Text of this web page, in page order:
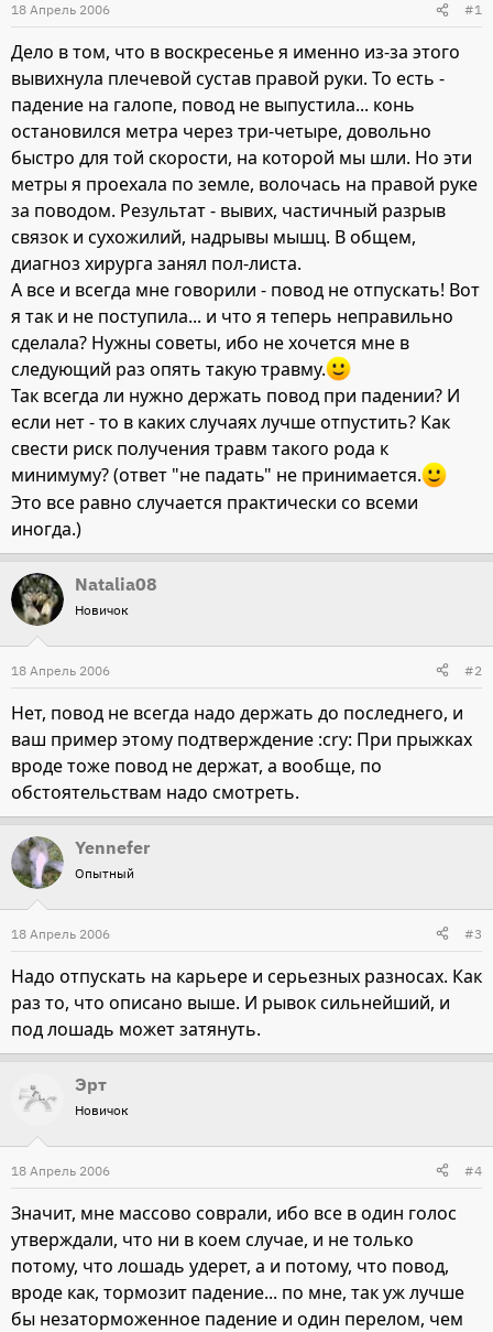
е
ы
ч
л
а
18 Апрель 2006 #1
Дело в том, что в воскресенье я именно из-за этого
вывихнула плечевой сустав правой руки. То есть -
падение на галопе, повод не выпустила... конь
остановился метра через три-четыре, довольно
быстро для той скорости, на которой мы шли. Но эти
метры я проехала по земле, волочась на правой руке
за поводом. Результат - вывих, частичный разрыв
связок и сухожилий, надрывы мышц. В общем,
диагноз хирурга занял пол-листа.
А все и всегда мне говорили - повод не отпускать! Вот
я так и не поступила... и что я теперь неправильно
сделала? Нужны советы, ибо не хочется мне в
следующий раз опять такую травму.
Так всегда ли нужно держать повод при падении? И
если нет - то в каких случаях лучше отпустить? Как
свести риск получения травм такого рода к
минимуму? (ответ "не падать" не принимается.
Это все равно случается практически со всеми
иногда.)
Natalia08
Новичок
18 Апрель 2006 #2
Нет, повод не всегда надо держать до последнего, и
ваш пример этому подтверждение :cry: При прыжках
вроде тоже повод не держат, а вообще, по
обстоятельствам надо смотреть.
Yennefer
Опытный
18 Апрель 2006 #3
Надо отпускать на карьере и серьезных разносах. Как
раз то, что описано выше. И рывок сильнейший, и
под лошадь может затянуть.
Эрт
Новичок
18 Апрель 2006 #4
Значит, мне массово соврали, ибо все в один голос
утверждали, что ни в коем случае, и не только
потому, что лошадь удерет, а и потому, что повод,
вроде как, тормозит падение... по мне, так уж лучше
бы незаторможенное падение и один перелом, чем